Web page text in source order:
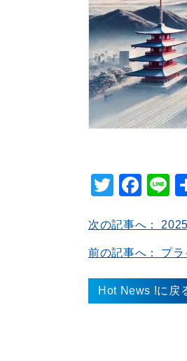
Twitter
次の記事へ：
前の記事へ： プラ
Hot News !に戻